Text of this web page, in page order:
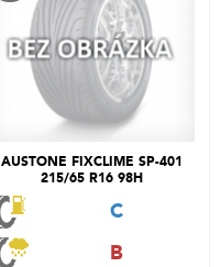
AUSTONE FIXCLIME SP-401
215/65 R16 98H
C
B